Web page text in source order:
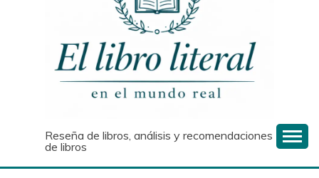
Reseña de libros, análisis y recomendaciones
de libros